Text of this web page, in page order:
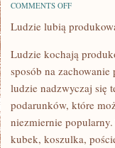
COMMENTS OFFON
LUBIĄ
NIE
MA
TYM
NIC
DLATEGO
Ludzie lubią
Ludzie kochają
sposób na
ludzie nadzwyczaj się
podarunków, które
niezmiernie
kubek, koszulka,